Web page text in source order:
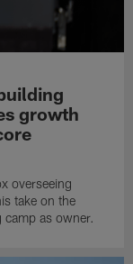
growth
overseeing
take on the
as owner.